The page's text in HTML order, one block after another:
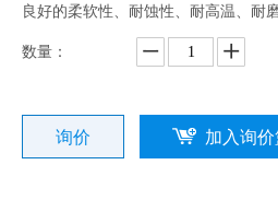
良好的柔软性、耐蚀性、耐高温、耐
数量：
询价 加入询